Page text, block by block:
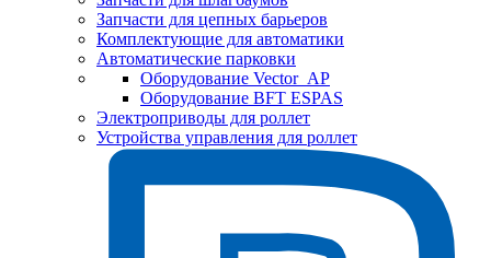
Запчасти для цепных барьеров
Комплектующие для автоматики
Автоматические парковки
Оборудование Vector_AP
Оборудование BFT ESPAS
Электроприводы для роллет
Устройства управления для роллет